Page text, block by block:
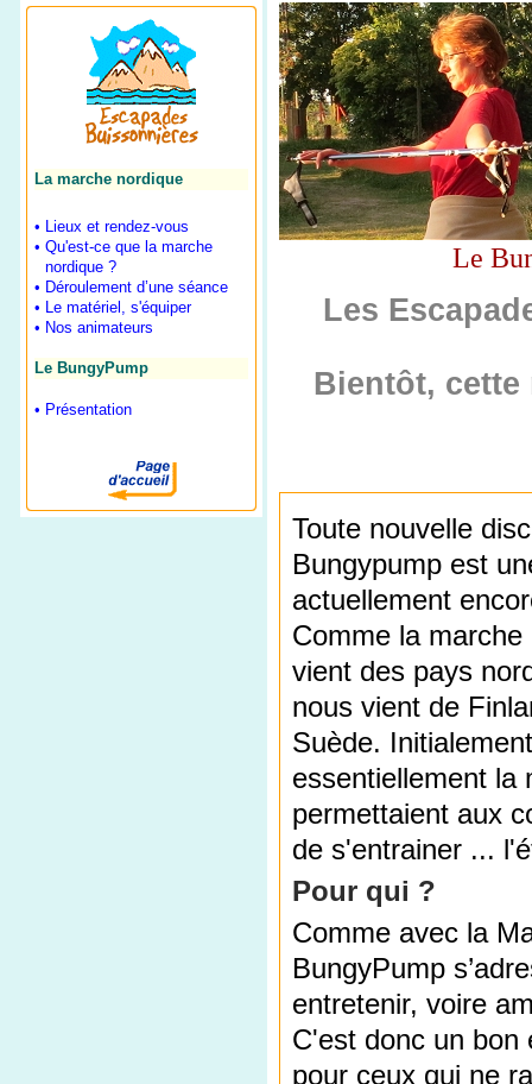
La marche nordique
• Lieux et rendez-vous
• Qu'est-ce que la marche
nordique ?
• Déroulement d’une séance
• Le matériel, s'équiper
• Nos animateurs
Le BungyPump
• Présentation
Le
Les
Bientôt,
Toute nouvelle
Bungypump est
actuellement
Comme la
vient des pays
nous vient de
Suède.
essentiellement la
permettaient aux
de s'entrainer ...
Pour qui ?
Comme avec la
BungyPump
entretenir, voire
C'est donc un bon
pour ceux qui ne